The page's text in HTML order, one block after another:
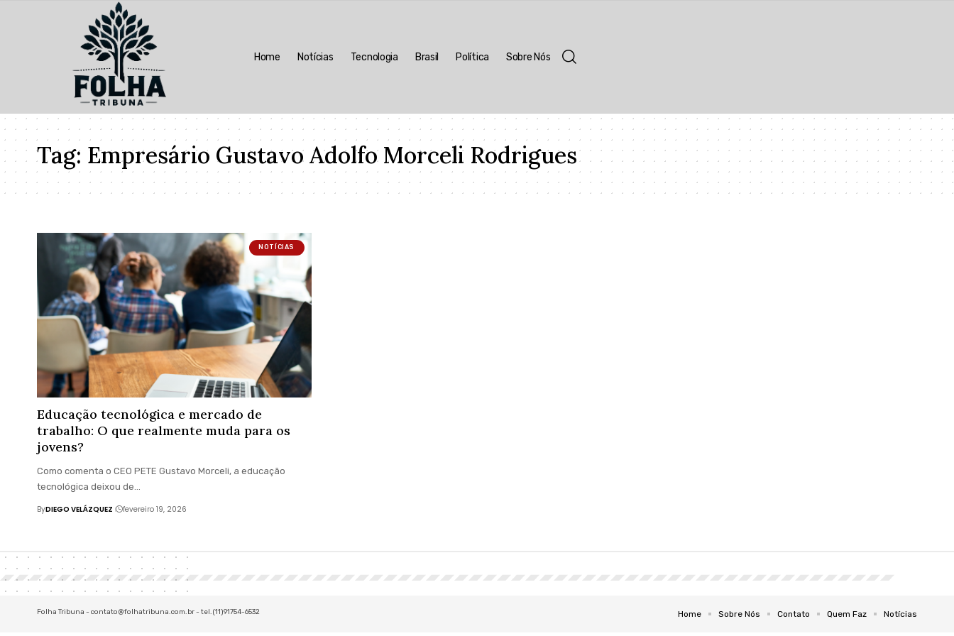
Home Notícias Tecnologia Brasil Política Sobre Nós
Tag: Empresário Gustavo Adolfo Morceli Rodrigues
NOTÍCIAS
Educação tecnológica e mercado de
trabalho: O que realmente muda para os
jovens?
Como comenta o CEO PETE Gustavo Morceli, a educação
tecnológica deixou de…
ByDIEGO VELÁZQUEZ fevereiro 19, 2026
Folha Tribuna - contato@folhatribuna.com.br- tel.(11)91754-6532 Home Sobre Nós Contato Quem Faz Notícias